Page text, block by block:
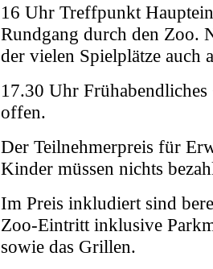
16 Uhr Treffpunkt
Rundgang durch den Zoo.
der vielen Spielplätze auch
17.30 Uhr
offen.
Der Teilnehmerpreis für
Kinder müssen nichts
Im Preis inkludiert sind
Zoo-Eintritt inklusive
sowie das Grillen.